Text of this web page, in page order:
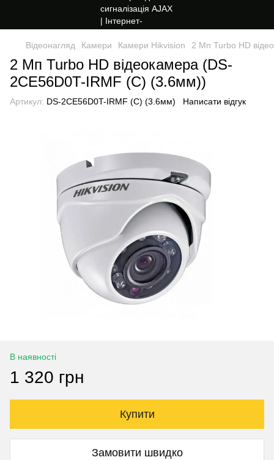
Відеонагляд Камери Камери Hikvision 2 Мп Turbo HD
2 Мп Turbo HD відеокамера (DS-
2CE56D0T-IRMF (С) (3.6мм))
Артикул: DS-2CE56D0T-IRMF (С) (3.6мм) Написати відгук
В наявності
1 320 грн
Купити
Замовити швидко